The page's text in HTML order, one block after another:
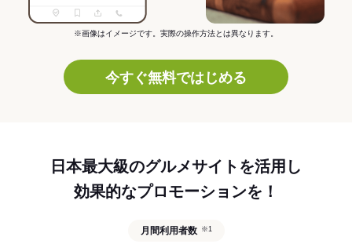
※画像はイメージです。実際の操作方法とは異なります。
今すぐ無料ではじめる
日本最大級のグルメサイトを活用し
効果的なプロモーションを！
月間利用者数 ※1